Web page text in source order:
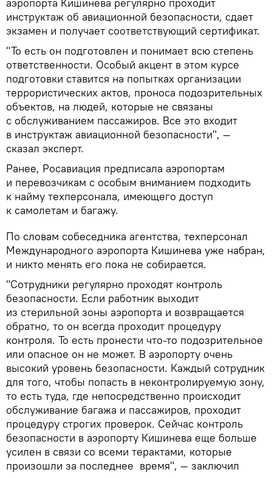
инструктаж об авиационной безопасности, сдает
экзамен и получает соответствующий сертификат.
"То есть он подготовлен и понимает всю степень
ответственности. Особый акцент в этом курсе
подготовки ставится на попытках организации
террористических актов, проноса подозрительных
объектов, на людей, которые не связаны
с обслуживанием пассажиров. Все это входит
в инструктаж авиационной безопасности", —
сказал эксперт.
Ранее, Росавиация предписала аэропортам
и перевозчикам с особым вниманием подходить
к найму техперсонала, имеющего доступ
к самолетам и багажу.
По словам собеседника агентства, техперсонал
Международного аэропорта Кишинева уже набран,
и никто менять его пока не собирается.
"Сотрудники регулярно проходят контроль
безопасности. Если работник выходит
из стерильной зоны аэропорта и возвращается
обратно, то он всегда проходит процедуру
контроля. То есть пронести что-то подозрительное
или опасное он не может. В аэропорту очень
высокий уровень безопасности. Каждый сотрудник
для того, чтобы попасть в неконтролируемую зону,
то есть туда, где непосредственно происходит
обслуживание багажа и пассажиров, проходит
процедуру строгих проверок. Сейчас контроль
безопасности в аэропорту Кишинева еще больше
усилен в связи со всеми терактами, которые
произошли за последнее время", — заключил